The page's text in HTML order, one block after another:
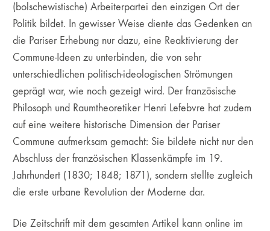
(bolschewistische) Arbeiterpartei den einzigen Ort der
Politik bildet. In gewisser Weise diente das Gedenken an
die Pariser Erhebung nur dazu, eine Reaktivierung der
Commune-Ideen zu unterbinden, die von sehr
unterschiedlichen politisch-ideologischen Strömungen
geprägt war, wie noch gezeigt wird. Der französische
Philosoph und Raumtheoretiker Henri Lefebvre hat zudem
auf eine weitere historische Dimension der Pariser
Commune aufmerksam gemacht: Sie bildete nicht nur den
Abschluss der französischen Klassenkämpfe im 19.
Jahrhundert (1830; 1848; 1871), sondern stellte zugleich
die erste urbane Revolution der Moderne dar.
Die Zeitschrift mit dem gesamten Artikel kann online im